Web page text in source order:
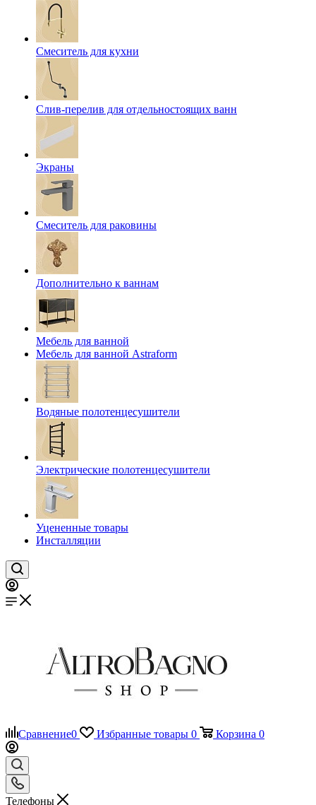
Смеситель для кухни
Слив-перелив для отдельностоящих ванн
Экраны
Смеситель для раковины
Дополнительно к ваннам
Мебель для ванной
Мебель для ванной Astraform
Водяные полотенцесушители
Электрические полотенцесушители
Уцененные товары
Инсталляции
Сравнение0 Избранные товары 0 Корзина 0
Телефоны